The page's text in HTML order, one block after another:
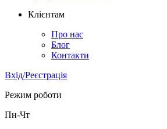
Клієнтам
Про нас
Блог
Контакти
Вхід/Реєстрація
Режим роботи
Пн-Чт